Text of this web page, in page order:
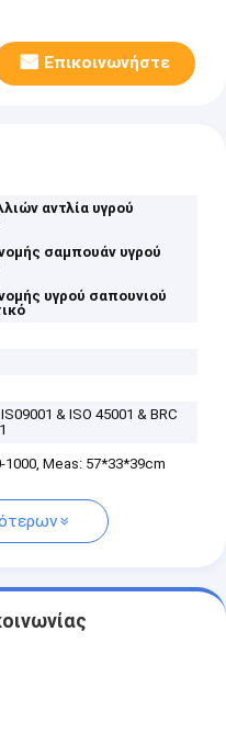
Επικοινωνήστε
αντλία υγρού
σαμπουάν υγρού
υγρού σαπουνιού
& ISO 45001 & BRC
Meas: 57*33*39cm